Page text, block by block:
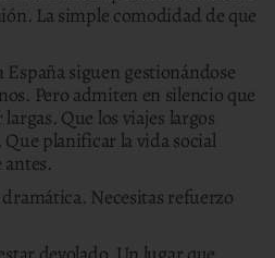
La simple comodidad de que
siguen gestionándose
Pero admiten en silencio que
Que los viajes largos
planificar la vida social
Necesitas refuerzo